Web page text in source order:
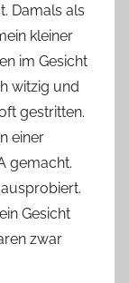
Damals als
kleiner
im Gesicht
witzig und
gestritten.
einer
gemacht.
Gesicht
zwar